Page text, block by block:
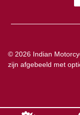
© 2026 Indian
zijn afgebeeld met